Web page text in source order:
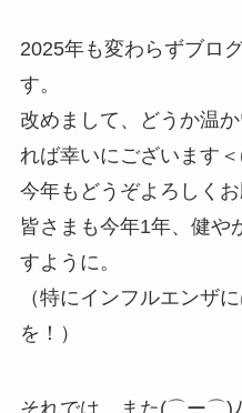
2025年も変わらずブロ
す。
改めまして、どうか温
れば幸いにございます＜
今年もどうぞよろしくお
皆さまも今年1年、健や
すように。
（特にインフルエンザ
を！）
それでは、また(⌒ー⌒)